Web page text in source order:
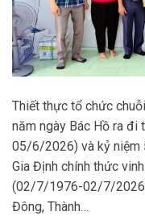
Thiết thực tổ chức
năm ngày Bác Hồ ra
05/6/2026) và kỷ niệm
Gia Định chính thức
(02/7/1976-02/7/
Đông, Thành…